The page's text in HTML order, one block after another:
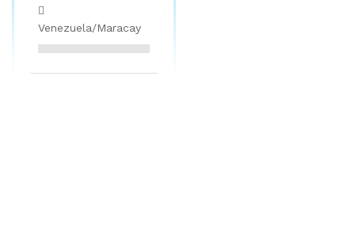
Venezuela/Maracay